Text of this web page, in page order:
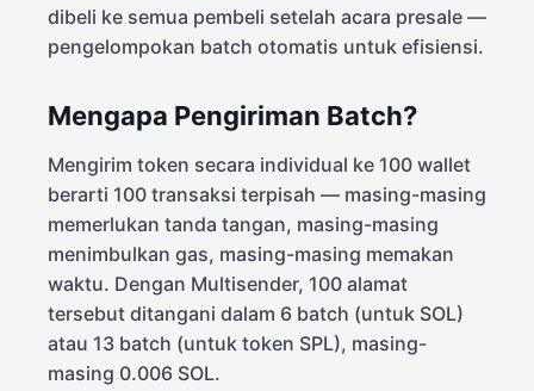
dibeli ke semua pembeli setelah acara presale —
pengelompokan batch otomatis untuk efisiensi.
Mengapa Pengiriman Batch?
Mengirim token secara individual ke 100 wallet
berarti 100 transaksi terpisah — masing-masing
memerlukan tanda tangan, masing-masing
menimbulkan gas, masing-masing memakan
waktu. Dengan Multisender, 100 alamat
tersebut ditangani dalam 6 batch (untuk SOL)
atau 13 batch (untuk token SPL), masing-
masing 0.006 SOL.